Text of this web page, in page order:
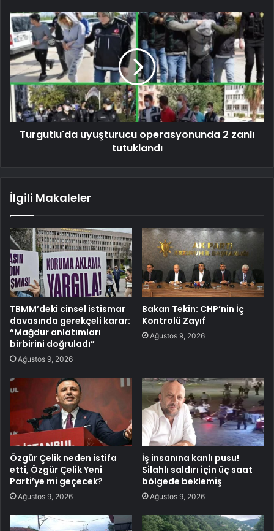
Turgutlu'da uyuşturucu operasyonunda 2 zanlı
tutuklandı
İlgili Makaleler
TBMM’deki cinsel istismar
davasında gerekçeli karar:
“Mağdur anlatımları
birbirini doğruladı”
Ağustos 9, 2026
Bakan Tekin: CHP’nin İç
Kontrolü Zayıf
Ağustos 9, 2026
Özgür Çelik neden istifa
etti, Özgür Çelik Yeni
Parti’ye mi geçecek?
Ağustos 9, 2026
İş insanına kanlı pusu!
Silahlı saldırı için üç saat
bölgede beklemiş
Ağustos 9, 2026